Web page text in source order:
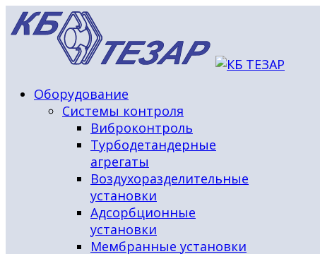
Оборудование
Системы контроля
Виброконтроль
Турбодетандерные
агрегаты
Воздухоразделительные
установки
Адсорбционные
установки
Мембранные установки